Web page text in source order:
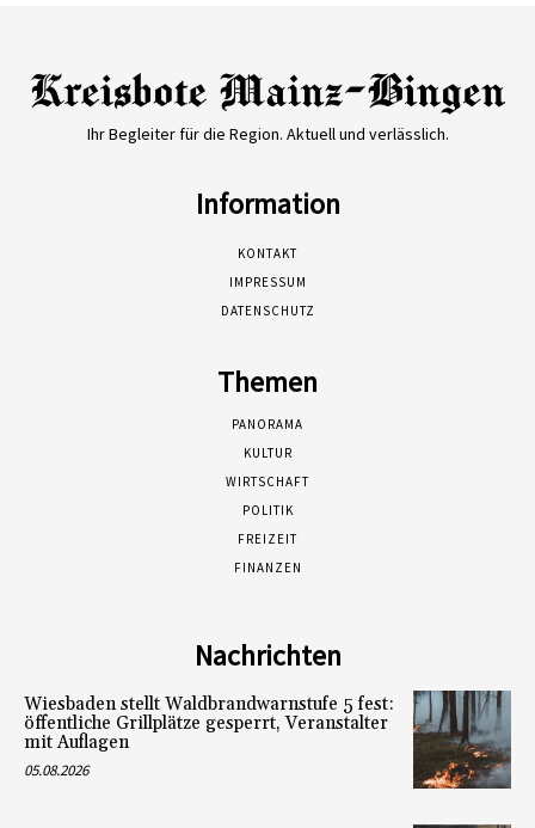
Ihr Begleiter für die Region. Aktuell und verlässlich.
Information
KONTAKT
IMPRESSUM
DATENSCHUTZ
Themen
PANORAMA
KULTUR
WIRTSCHAFT
POLITIK
FREIZEIT
FINANZEN
Nachrichten
Wiesbaden stellt Waldbrandwarnstufe 5 fest:
öffentliche Grillplätze gesperrt, Veranstalter
mit Auflagen
05.08.2026